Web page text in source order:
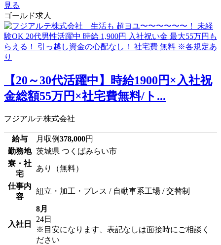
見る
ゴールド求人
【20～30代活躍中】時給1900円×入社祝
金総額55万円×社宅費無料/ト...
フジアルテ株式会社
給与 月収例378,000円
勤務地 茨城県 つくばみらい市
寮・社
宅
あり（無料）
仕事内
容
組立・加工・プレス / 自動車系工場 / 交替制
入社日
8月
24日
※目安になります、表記なしは面接時にご相談く
ださい